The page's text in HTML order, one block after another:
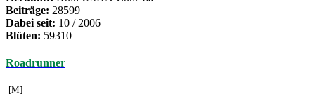
Beiträge: 28599
Dabei seit: 10 / 2006
Blüten: 59310
Roadrunner
[M]